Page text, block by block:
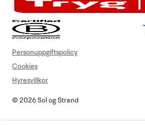
© 2026 Sol og Strand
Personuppgiftspolicy
Cookies
Hyresvillkor